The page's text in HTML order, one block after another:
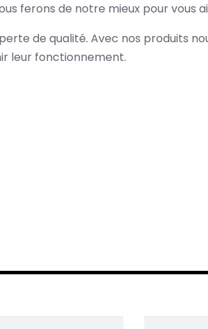
ferons de notre mieux pour vous
de qualité. Avec nos produits
leur fonctionnement.